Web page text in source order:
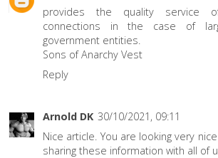
provides the quality service
connections in the case of
government entities.
Sons of Anarchy Vest
Reply
Arnold DK 30/10/2021, 09:11
Nice article. You are looking very
sharing these information with all of